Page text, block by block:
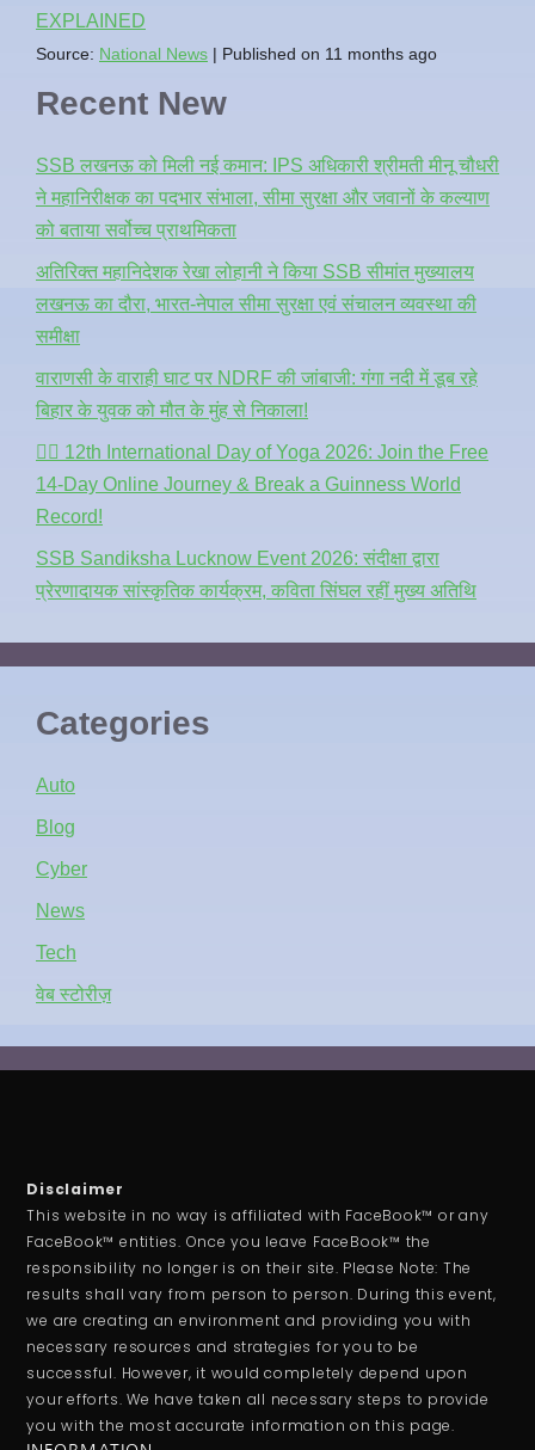
EXPLAINED
Source: National News Published on 11 months ago
Recent New
SSB लखनऊ को मिली नई कमान: IPS अधिकारी श्रीमती मीनू चौधरी
ने महानिरीक्षक का पदभार संभाला, सीमा सुरक्षा और जवानों के कल्याण
को बताया सर्वोच्च प्राथमिकता
अतिरिक्त महानिदेशक रेखा लोहानी ने किया SSB सीमांत मुख्यालय
लखनऊ का दौरा, भारत-नेपाल सीमा सुरक्षा एवं संचालन व्यवस्था की
समीक्षा
वाराणसी के वाराही घाट पर NDRF की जांबाजी: गंगा नदी में डूब रहे
बिहार के युवक को मौत के मुंह से निकाला!
🧘‍♂️ 12th International Day of Yoga 2026: Join the Free
14-Day Online Journey & Break a Guinness World
Record!
SSB Sandiksha Lucknow Event 2026: संदीक्षा द्वारा
प्रेरणादायक सांस्कृतिक कार्यक्रम, कविता सिंघल रहीं मुख्य अतिथि
Categories
Auto
Blog
Cyber
News
Tech
वेब स्टोरीज़
Disclaimer
This website in no way is affiliated with FaceBook™ or any
FaceBook™ entities. Once you leave FaceBook™ the
responsibility no longer is on their site. Please Note: The
results shall vary from person to person. During this event,
we are creating an environment and providing you with
necessary resources and strategies for you to be
successful. However, it would completely depend upon
your efforts. We have taken all necessary steps to provide
you with the most accurate information on this page.